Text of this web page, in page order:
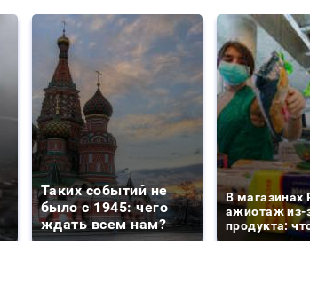
Таких событий не
было с 1945: чего
ждать всем нам?
В магазинах
ажиотаж из-
продукта: